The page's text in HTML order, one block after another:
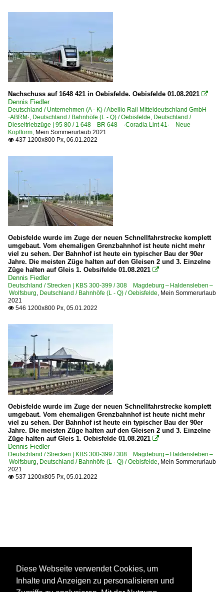
Nachschuss auf 1648 421 in Oebisfelde. Oebisfelde 01.08.2021 
Dennis Fiedler
Deutschland / Unternehmen (A - K) / Abellio Rail Mitteldeutschland GmbH
·ABRM· Deutschland / Bahnhöfe (L - Q) / Oebisfelde Deutschland /
Dieseltriebzüge | 95 80 / 1 648 BR 648 ·Coradia Lint 41· Neue
Kopfform Mein Sommerurlaub 2021
 437 1200x800 Px, 06.01.2022
Oebisfelde wurde im Zuge der neuen Schnellfahrstrecke komplett
umgebaut. Vom ehemaligen Grenzbahnhof ist heute nicht mehr
viel zu sehen. Der Bahnhof ist heute ein typischer Bau der 90er
Jahre. Die meisten Züge halten auf den Gleisen 2 und 3. Einzelne
Züge halten auf Gleis 1. Oebsifelde 01.08.2021 
Dennis Fiedler
Deutschland / Strecken | KBS 300-399 / 308 Magdeburg – Haldensleben –
Wolfsburg Deutschland / Bahnhöfe (L - Q) / Oebisfelde Mein Sommerurlaub
2021
 546 1200x800 Px, 05.01.2022
Oebisfelde wurde im Zuge der neuen Schnellfahrstrecke komplett
umgebaut. Vom ehemaligen Grenzbahnhof ist heute nicht mehr
viel zu sehen. Der Bahnhof ist heute ein typischer Bau der 90er
Jahre. Die meisten Züge halten auf den Gleisen 2 und 3. Einzelne
Züge halten auf Gleis 1. Oebisfelde 01.08.2021 
Dennis Fiedler
Deutschland / Strecken | KBS 300-399 / 308 Magdeburg – Haldensleben –
Wolfsburg Deutschland / Bahnhöfe (L - Q) / Oebisfelde Mein Sommerurlaub
2021
 537 1200x805 Px, 05.01.2022
Diese Webseite verwendet Cookies, um
Inhalte und Anzeigen zu personalisieren und